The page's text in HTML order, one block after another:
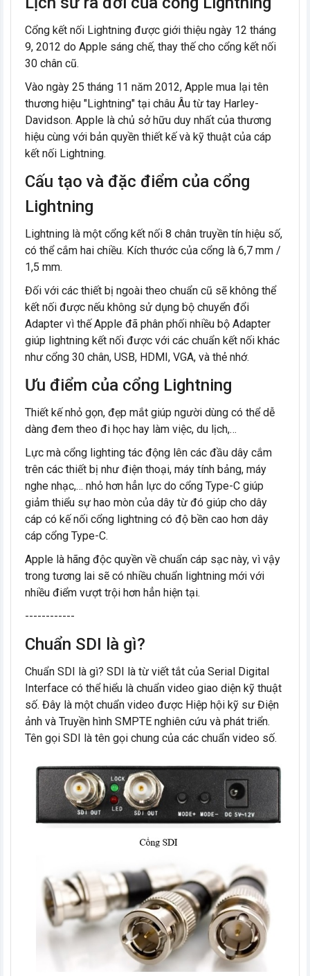
Cổng kết nối Lightning được giới thiệu ngày 12 tháng
9, 2012 do Apple sáng chế, thay thế cho cổng kết nối
30 chân cũ.
Vào ngày 25 tháng 11 năm 2012, Apple mua lại tên
thương hiệu "Lightning" tại châu Âu từ tay Harley-
Davidson. Apple là chủ sở hữu duy nhất của thương
hiệu cùng với bản quyền thiết kế và kỹ thuật của cáp
kết nối Lightning.
Cấu tạo và đặc điểm của cổng
Lightning
Lightning là một cổng kết nối 8 chân truyền tín hiệu số,
có thể cắm hai chiều. Kích thước của cổng là 6,7 mm /
1,5 mm.
Đối với các thiết bị ngoài theo chuẩn cũ sẽ không thể
kết nối được nếu không sử dụng bộ chuyển đổi
Adapter vì thế Apple đã phân phối nhiều bộ Adapter
giúp lightning kết nối được với các chuẩn kết nối khác
như cổng 30 chân, USB, HDMI, VGA, và thẻ nhớ.
Ưu điểm của cổng Lightning
Thiết kế nhỏ gọn, đẹp mắt giúp người dùng có thể dễ
dàng đem theo đi học hay làm việc, du lịch,…
Lực mà cổng lighting tác động lên các đầu dây cắm
trên các thiết bị như điện thoại, máy tính bảng, máy
nghe nhạc,… nhỏ hơn hẳn lực do cổng Type-C giúp
giảm thiểu sự hao mòn của dây từ đó giúp cho dây
cáp có kế nối cổng lightning có độ bền cao hơn dây
cáp cổng Type-C.
Apple là hãng độc quyền về chuẩn cáp sạc này, vì vậy
trong tương lai sẽ có nhiều chuẩn lightning mới với
nhiều điểm vượt trội hơn hẳn hiện tại.
------------
Chuẩn SDI là gì?
Chuẩn SDI là gì? SDI là từ viết tắt của Serial Digital
Interface có thể hiểu là chuẩn video giao diện kỹ thuật
số. Đây là một chuẩn video được Hiệp hội kỹ sư Điện
ảnh và Truyền hình SMPTE nghiên cứu và phát triển.
Tên gọi SDI là tên gọi chung của các chuẩn video số.